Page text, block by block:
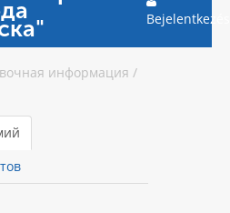
Bejelentkezés
информация /